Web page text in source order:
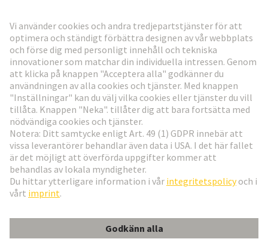
Gå till registrering
Social Media
Sverige
© Teknologi-koncernen HARTING